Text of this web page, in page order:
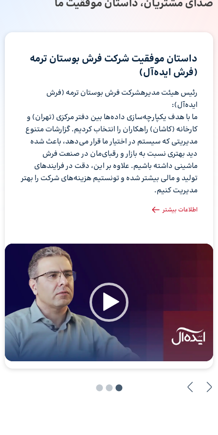
صدای مشتریان، داستان موفقیت ما
داستان موفقیت شرکت فرش بوستان ترمه
(فرش ایده‌آل)
رئیس هیئت مدیرهشرکت فرش بوستان ترمه (فرش
ایده‌آل):
ما با هدف یکپارچه‌سازی داده‌ها بین دفتر مرکزی (تهران) و
کارخانه (کاشان) راهکاران را انتخاب کردیم. گزارشات متنوع
مدیریتی که سیستم در اختیار ما قرار می‌دهد، باعث شده
دید بهتری نسبت به بازار و رقبای‌مان در صنعت فرش
ماشینی داشته باشیم. علاوه بر این، دقت در فرایندهای
تولید و مالی بیشتر شده و تونستیم هزینه‌های شرکت را بهتر
مدیریت کنیم.
اطلاعات بیشتر